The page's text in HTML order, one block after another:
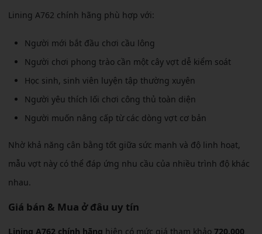
Lining A762 chính hãng phù hợp với:
Người mới bắt đầu chơi cầu lông
Người chơi phong trào cần một cây vợt dễ kiểm soát
Học sinh, sinh viên luyện tập thường xuyên
Người yêu thích lối chơi công thủ toàn diện
Người muốn nâng cấp từ các dòng vợt cơ bản
Nhờ khả năng cân bằng tốt giữa sức mạnh và độ linh hoạt,
mẫu vợt này có thể đáp ứng nhu cầu của nhiều trình độ khác
nhau.
Giá bán & Mua ở đâu uy tín
Lining A762 chính hãng hiện có mức giá tham khảo 720.000